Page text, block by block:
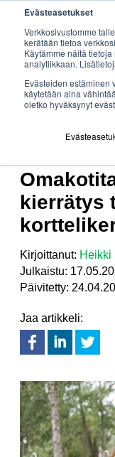
Evästeasetukset
Verkkosivustomme
kerätään tietoa
Käytämme näitä
analytiikkaan.
Evästeiden estäminen
käytetään aina
oletko hyväksynyt
ASUNTOMESSUT
kierrätys
Kirjoittanut: Heikki
Julkaistu:
Päivitetty:
Jaa artikkeli: